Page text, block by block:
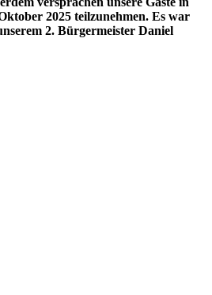
2025 teilzunehmen. Es war
2. Bürgermeister Daniel